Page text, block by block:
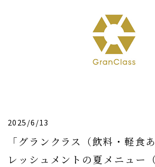
2025/6/13
「グランクラス（飲料・軽食
レッシュメントの夏メニュー